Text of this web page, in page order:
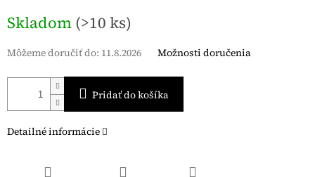
cena:
Skladom (>10 ks)
Môžeme doručiť do: 11.8.2026 Možnosti doručenia
Pridať do košíka
Detailné informácie